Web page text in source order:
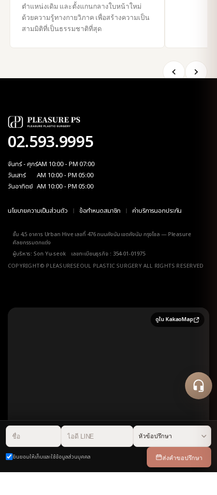
ตำแหน่งเดิม และตั้งแกนกลางใบหน้าใหม่
ด้วยความรู้ทางกายวิภาค เพื่อสร้างความเป็น
สามมิติที่เป็นธรรมชาติที่สุด
02.593.9995
จันทร์ - ศุกร์AM 10:00 - PM 07:00
วันเสาร์
AM 10:00 - PM 05:00
วันอาทิตย์ AM 10:00 - PM 05:00
นโยบายความเป็นส่วนตัว ข้อกำหนดสมาชิก ค่าบริการนอกประกัน
ชั้น 4,5 อาคาร Urban Hive เลขที่ 476 ถนนคังนัม เขตคังนัม กรุงโซล — Pleasure
ศัลยกรรมตกแต่ง
ผู้บริหาร: Son Yu-seok เลขทะเบียนธุรกิจ : 354-01-01975
COPYRIGHT© PLEASURESEOUL PLASTIC SURGERY ALL RIGHTS RESERVED
ดูใน KakaoMap
ยินยอมให้เก็บและใช้ข้อมูลส่วนบุคคล ส่งคำขอปรึกษา